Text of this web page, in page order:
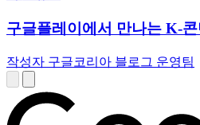
구글플레이에서 만나는 K-
작성자 구글코리아 블로그 운영팀